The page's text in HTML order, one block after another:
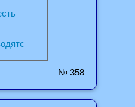
№ 358